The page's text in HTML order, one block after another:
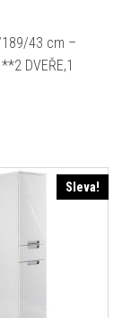
189/43 cm –
DVEŘE,1
Sleva!